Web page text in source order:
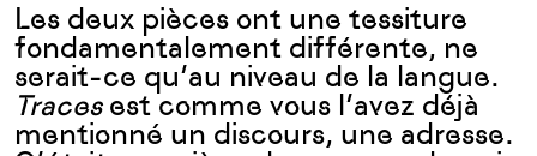
Les deux pièces ont une tessiture
fondamentalement différente, ne
serait-ce qu’au niveau de la langue.
Tracesest comme vous l’avez déjà
mentionné un discours, une adresse.